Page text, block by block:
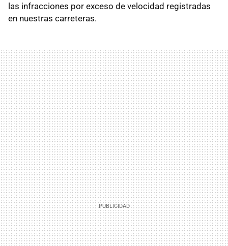
las infracciones por exceso de velocidad registradas
en nuestras carreteras.